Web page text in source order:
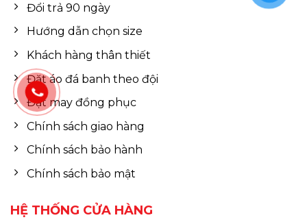
Đổi trả 90 ngày
Hướng dẫn chọn size
Khách hàng thân thiết
Đặt áo đá banh theo đội
Đặt may đồng phục
Chính sách giao hàng
Chính sách bảo hành
Chính sách bảo mật
HỆ THỐNG CỬA HÀNG